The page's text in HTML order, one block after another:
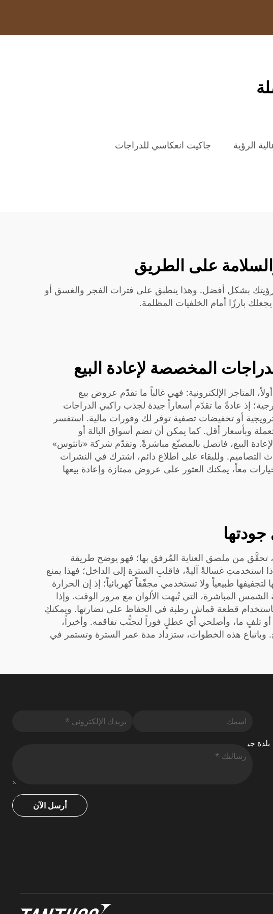
الرؤية جاكيت انعكاسي للدراجات
على الطريق
رؤيتك بشكل أفضل. وهذا ينطبق على فترات الفجر والغسق أو
بارزًا أمام الخلفيات المظلمة.
المخصصة لإعادة البيع
الإلكترونية: فهي غالباً ما تقدّم عروض بيع
إذ عادةً ما تقدّم أسعاراً جيدة لجذب راكبي الدراجات
أو تخفيضات تصفية توفر لك وفورات مالية. استفسر
وبأسعار أقل. كما يمكن أن تضم أسواق البالة أو
البيع، فاتصل بالمصنّع مباشرةً. وتقدّم شركة «تانثوس»
التصاميم. وللبقاء على اطلاع دائم، اشترك في النشرات
معاً، يمكنك العثور على عروض ممتازة وإعادة بيعها
تحقَّق من ملصق العناية المُرفق بها؛ فهو يوضح طريقة
غسالةً آليةً، فاقلبِ السترة إلى الداخل؛ فهذا يمنع
طبيعياً ولا تستخدمي مجفّفاً كهربائياً؛ إذ إن الحرارة
المباشرة، التي تُبهت الألوان مع مرور الوقت. وإذا
قطعة قماش رطبة في الحفاظ على نضارتها. ويمكنكِ
تلفٍ ما، وأصلحي أي عطلٍ فوراً لتجنُّب تفاقمه. وأخيراً،
هذه الخطوات، ستزداد مدة عمر السترة وتستمر في
بلدة جي
أرسل الآن